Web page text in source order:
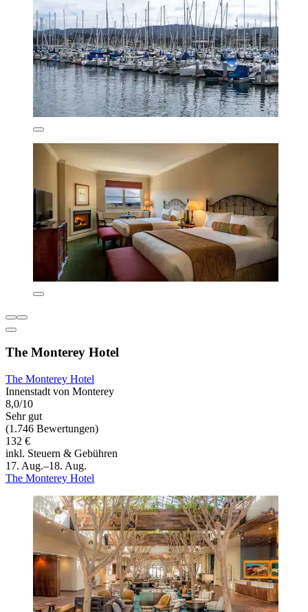
The Monterey Hotel
The Monterey Hotel
Innenstadt von Monterey
8,0/10
Sehr gut
(1.746 Bewertungen)
132 €
inkl. Steuern & Gebühren
17. Aug.–18. Aug.
The Monterey Hotel